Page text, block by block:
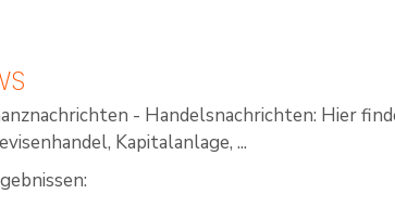
- Handelsnachrichten: Hier
Kapitalanlage, ...